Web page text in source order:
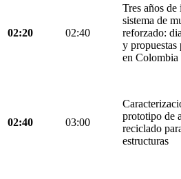
02:20 02:40
Tres años
sistema de
reforzado:
y propuestas
en Colombia
02:40 03:00
prototipo de
reciclado
estructuras